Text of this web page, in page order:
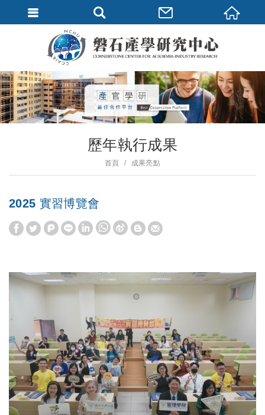
歷年執行成果
首頁 成果亮點
2025 實習博覽會
a
t
s
A
p
p
n
a
W
e
i
b
o